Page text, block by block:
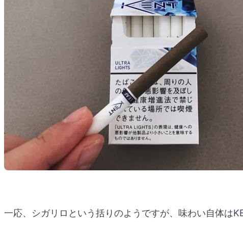
一応、シガリロという括りのようですが、味わい自体は